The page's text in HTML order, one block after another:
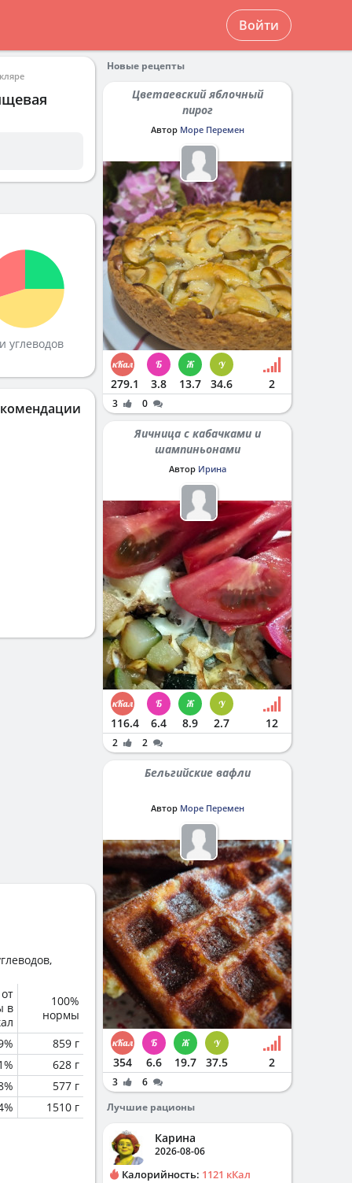
Войти
в
100%
нормы
859 г
628 г
577 г
1510 г
углеводов
Новые рецепты
Цветаевский яблочный
пирог
Автор Море Перемен
279.1 3.8 13.7 34.6 2
3 0
Яичница с кабачками и
шампиньонами
Автор Ирина
116.4 6.4 8.9 2.7 12
2 2
Бельгийские вафли
Автор Море Перемен
354 6.6 19.7 37.5 2
3
6
Лучшие рационы
Карина
2026-08-06
Калорийность: 1121 кКал